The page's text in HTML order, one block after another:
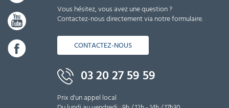
Vous hésitez, vous avez une question ?
Contactez-nous directement via notre formulaire.
CONTACTEZ-NOUS
03 20 27 59 59
Prix d'un appel local